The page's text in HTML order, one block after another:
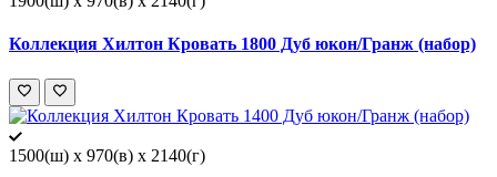
Коллекция Хилтон Кровать 1800 Дуб юкон/Гранж (набор)
1500(ш) x 970(в) x 2140(г)